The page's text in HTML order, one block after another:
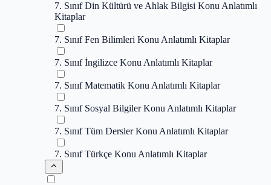
7. Sınıf Din Kültürü ve Ahlak Bilgisi Konu Anlatımlı
Kitaplar
7. Sınıf Fen Bilimleri Konu Anlatımlı Kitaplar
7. Sınıf İngilizce Konu Anlatımlı Kitaplar
7. Sınıf Matematik Konu Anlatımlı Kitaplar
7. Sınıf Sosyal Bilgiler Konu Anlatımlı Kitaplar
7. Sınıf Tüm Dersler Konu Anlatımlı Kitaplar
7. Sınıf Türkçe Konu Anlatımlı Kitaplar